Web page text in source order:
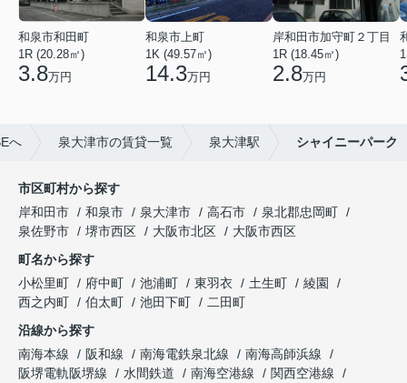
和泉市和田町
1R (20.28㎡)
3.8万円
和泉市上町
1K (49.57㎡)
14.3万円
岸和田市加守町２丁目
1R (18.45㎡)
2.8万円
へ 泉大津市の賃貸一覧 泉大津駅 シャイニーパーク
市区町村から探す
岸和田市
和泉市 泉大津市 高石市
泉北郡忠岡町
泉佐野市
堺市西区 大阪市北区
大阪市西区
町名から探す
小松里町
府中町 池浦町 東羽衣 土生町
綾園
西之内町
伯太町 池田下町
二田町
沿線から探す
南海本線
阪和線 南海電鉄泉北線
南海高師浜線
阪堺電軌阪堺線
水間鉄道 南海空港線
関西空港線